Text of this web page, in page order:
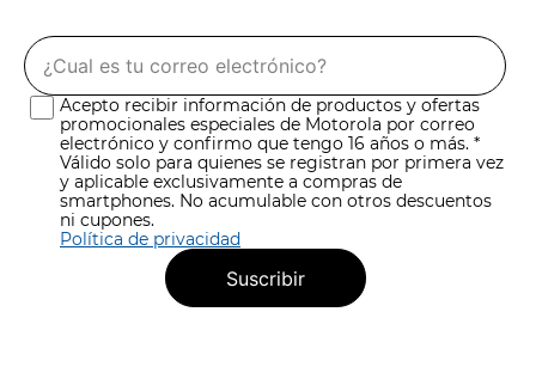
Suscribir
Acepto recibir información de productos y ofertas
promocionales especiales de Motorola por correo
electrónico y confirmo que tengo 16 años o más. *
Válido solo para quienes se registran por primera vez
y aplicable exclusivamente a compras de
smartphones. No acumulable con otros descuentos
ni cupones.
Política de privacidad